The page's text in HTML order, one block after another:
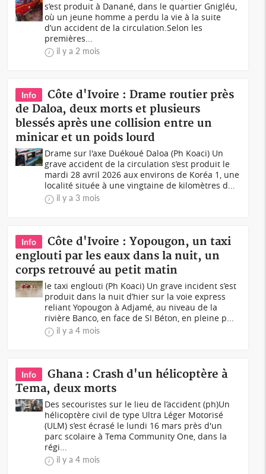
s’est produit à Danané, dans le quartier Gnigléu,
où un jeune homme a perdu la vie à la suite
d’un accident de la circulation.Selon les
premières...
il y a 2 mois
Info
Côte d'Ivoire : Drame routier près
de Daloa, deux morts et plusieurs
blessés après une collision entre un
minicar et un poids lourd
Drame sur l'axe Duékoué Daloa (Ph Koaci) Un
grave accident de la circulation s’est produit le
mardi 28 avril 2026 aux environs de Koréa 1, une
localité située à une vingtaine de kilomètres d...
il y a 3 mois
Info
Côte d'Ivoire : Yopougon, un taxi
englouti par les eaux dans la nuit, un
corps retrouvé au petit matin
le taxi englouti (Ph Koaci) Un grave incident s’est
produit dans la nuit d’hier sur la voie express
reliant Yopougon à Adjamé, au niveau de la
rivière Banco, en face de SI Béton, en pleine p...
il y a 4 mois
Info
Ghana : Crash d'un hélicoptère à
Tema, deux morts
Des secouristes sur le lieu de l’accident (ph)Un
hélicoptère civil de type Ultra Léger Motorisé
(ULM) s’est écrasé le lundi 16 mars près d'un
parc scolaire à Tema Community One, dans la
régi...
il y a 4 mois